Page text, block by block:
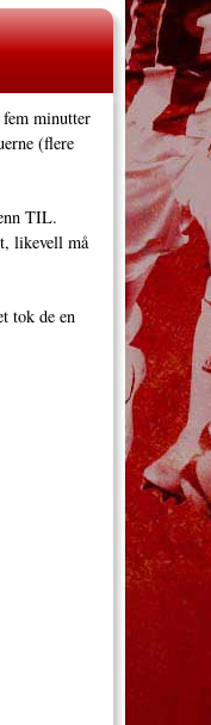
minutter
(flere
TIL.
likevell må
tok de en